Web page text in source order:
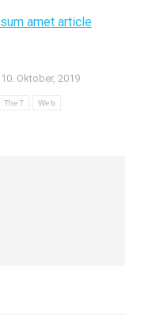
amet article
10. Oktober, 2019
The7 Web